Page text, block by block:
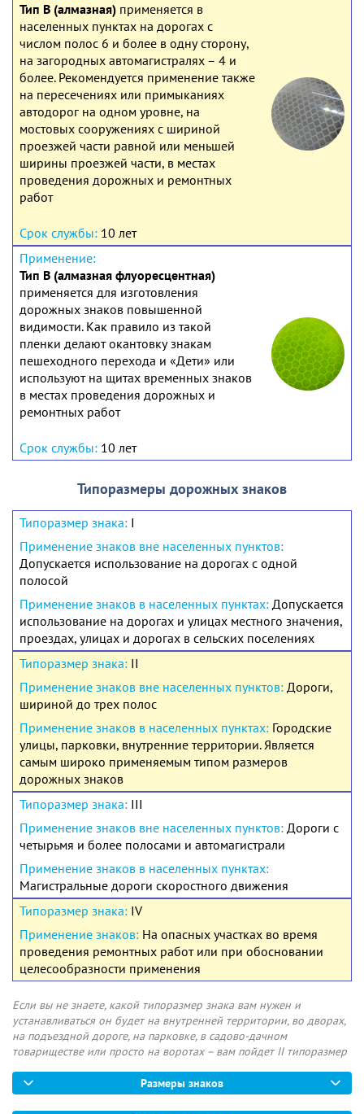
Тип В (алмазная) применяется в
населенных пунктах на дорогах с
числом полос 6 и более в одну сторону,
на загородных автомагистралях – 4 и
более. Рекомендуется применение также
на пересечениях или примыканиях
автодорог на одном уровне, на
мостовых сооружениях с шириной
проезжей части равной или меньшей
ширины проезжей части, в местах
проведения дорожных и ремонтных
работ
10 лет
Тип В (алмазная флуоресцентная)
применяется для изготовления
дорожных знаков повышенной
видимости. Как правило из такой
пленки делают окантовку знакам
пешеходного перехода и «Дети» или
используют на щитах временных знаков
в местах проведения дорожных и
ремонтных работ
10 лет
Типоразмеры дорожных знаков
I
Допускается использование на дорогах с одной
полосой
Допускается
использование на дорогах и улицах местного значения,
проездах, улицах и дорогах в сельских поселениях
II
Дороги,
шириной до трех полос
Городские
улицы, парковки, внутренние территории. Является
самым широко применяемым типом размеров
дорожных знаков
III
Дороги с
четырьмя и более полосами и автомагистрали
Магистральные дороги скоростного движения
IV
На опасных участках во время
проведения ремонтных работ или при обосновании
целесообразности применения
Если вы не знаете, какой типоразмер знака вам нужен и
устанавливаться он будет на внутренней территории, во дворах,
на подъездной дороге, на парковке, в садово-дачном
товариществе или просто на воротах – вам пойдет II типоразмер
Размеры знаков